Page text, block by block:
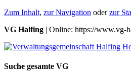
Zum Inhalt, zur Navigation oderzur
VG Halfing | Online: https://www.vg-
Suche gesamte VG